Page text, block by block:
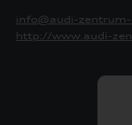
info@audi-
http://www.audi-